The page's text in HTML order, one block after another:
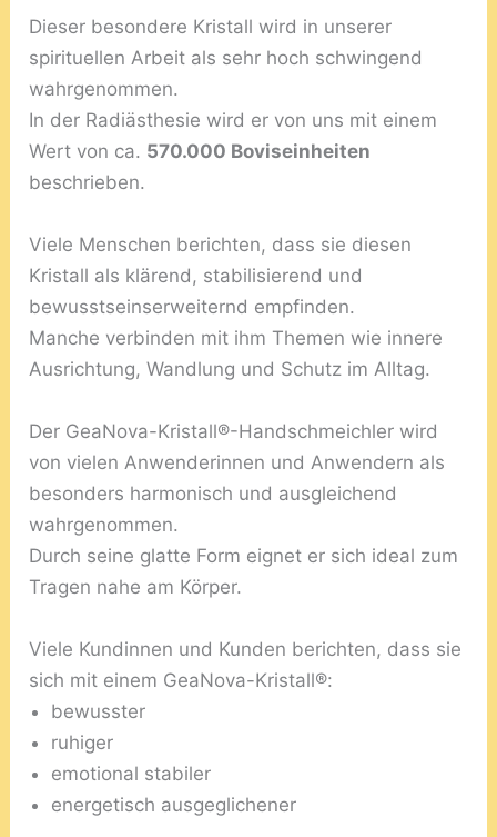
Dieser besondere Kristall wird in unserer
spirituellen Arbeit als sehr hoch schwingend
wahrgenommen.
In der Radiästhesie wird er von uns mit einem
Wert von ca. 570.000 Boviseinheiten
beschrieben.
Viele Menschen berichten, dass sie diesen
Kristall als klärend, stabilisierend und
bewusstseinserweiternd empfinden.
Manche verbinden mit ihm Themen wie innere
Ausrichtung, Wandlung und Schutz im Alltag.
Der GeaNova-Kristall®-Handschmeichler wird
von vielen Anwenderinnen und Anwendern als
besonders harmonisch und ausgleichend
wahrgenommen.
Durch seine glatte Form eignet er sich ideal zum
Tragen nahe am Körper.
Viele Kundinnen und Kunden berichten, dass sie
sich mit einem GeaNova-Kristall®:
bewusster
ruhiger
emotional stabiler
energetisch ausgeglichener